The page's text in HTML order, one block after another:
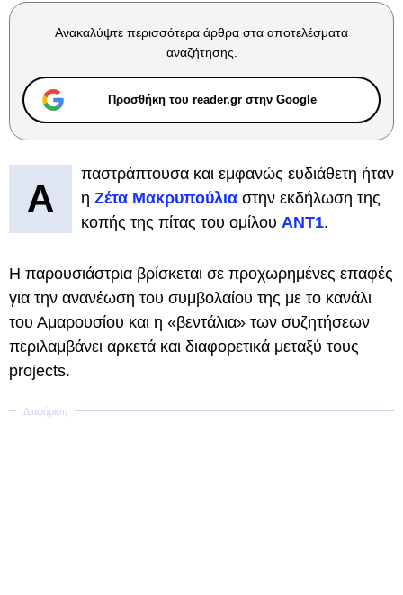
Ανακαλύψτε περισσότερα άρθρα στα αποτελέσματα
αναζήτησης.
Προσθήκη του reader.gr στην Google
Α
παστράπτουσα και εμφανώς ευδιάθετη ήταν
η Ζέτα Μακρυπούλια στην εκδήλωση της
κοπής της πίτας του ομίλου ΑΝΤ1.
Η παρουσιάστρια βρίσκεται σε προχωρημένες επαφές
για την ανανέωση του συμβολαίου της με το κανάλι
του Αμαρουσίου και η «βεντάλια» των συζητήσεων
περιλαμβάνει αρκετά και διαφορετικά μεταξύ τους
projects.